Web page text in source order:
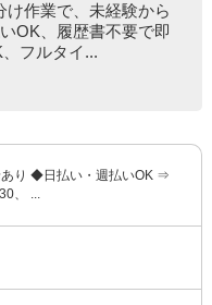
け作業で、未経験から
OK、履歴書不要で即
フルタイ...
り ◆日払い・週払いOK ⇒
、 ...